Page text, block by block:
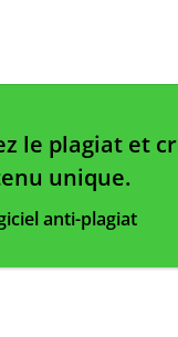
le plagiat et
unique.
anti-plagiat